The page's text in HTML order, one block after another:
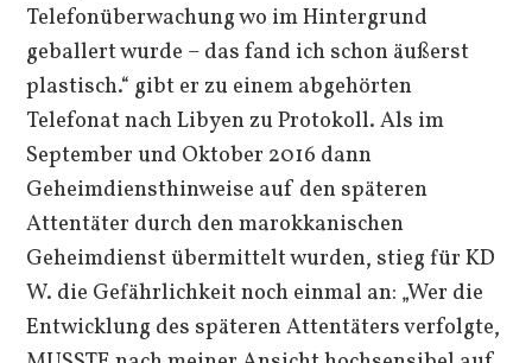
Telefonüberwachung wo im Hintergrund
geballert wurde – das fand ich schon äußerst
plastisch.“ gibt er zu einem abgehörten
Telefonat nach Libyen zu Protokoll. Als im
September und Oktober 2016 dann
Geheimdiensthinweise auf den späteren
Attentäter durch den marokkanischen
Geheimdienst übermittelt wurden, stieg für KD
W. die Gefährlichkeit noch einmal an: „Wer die
Entwicklung des späteren Attentäters verfolgte,